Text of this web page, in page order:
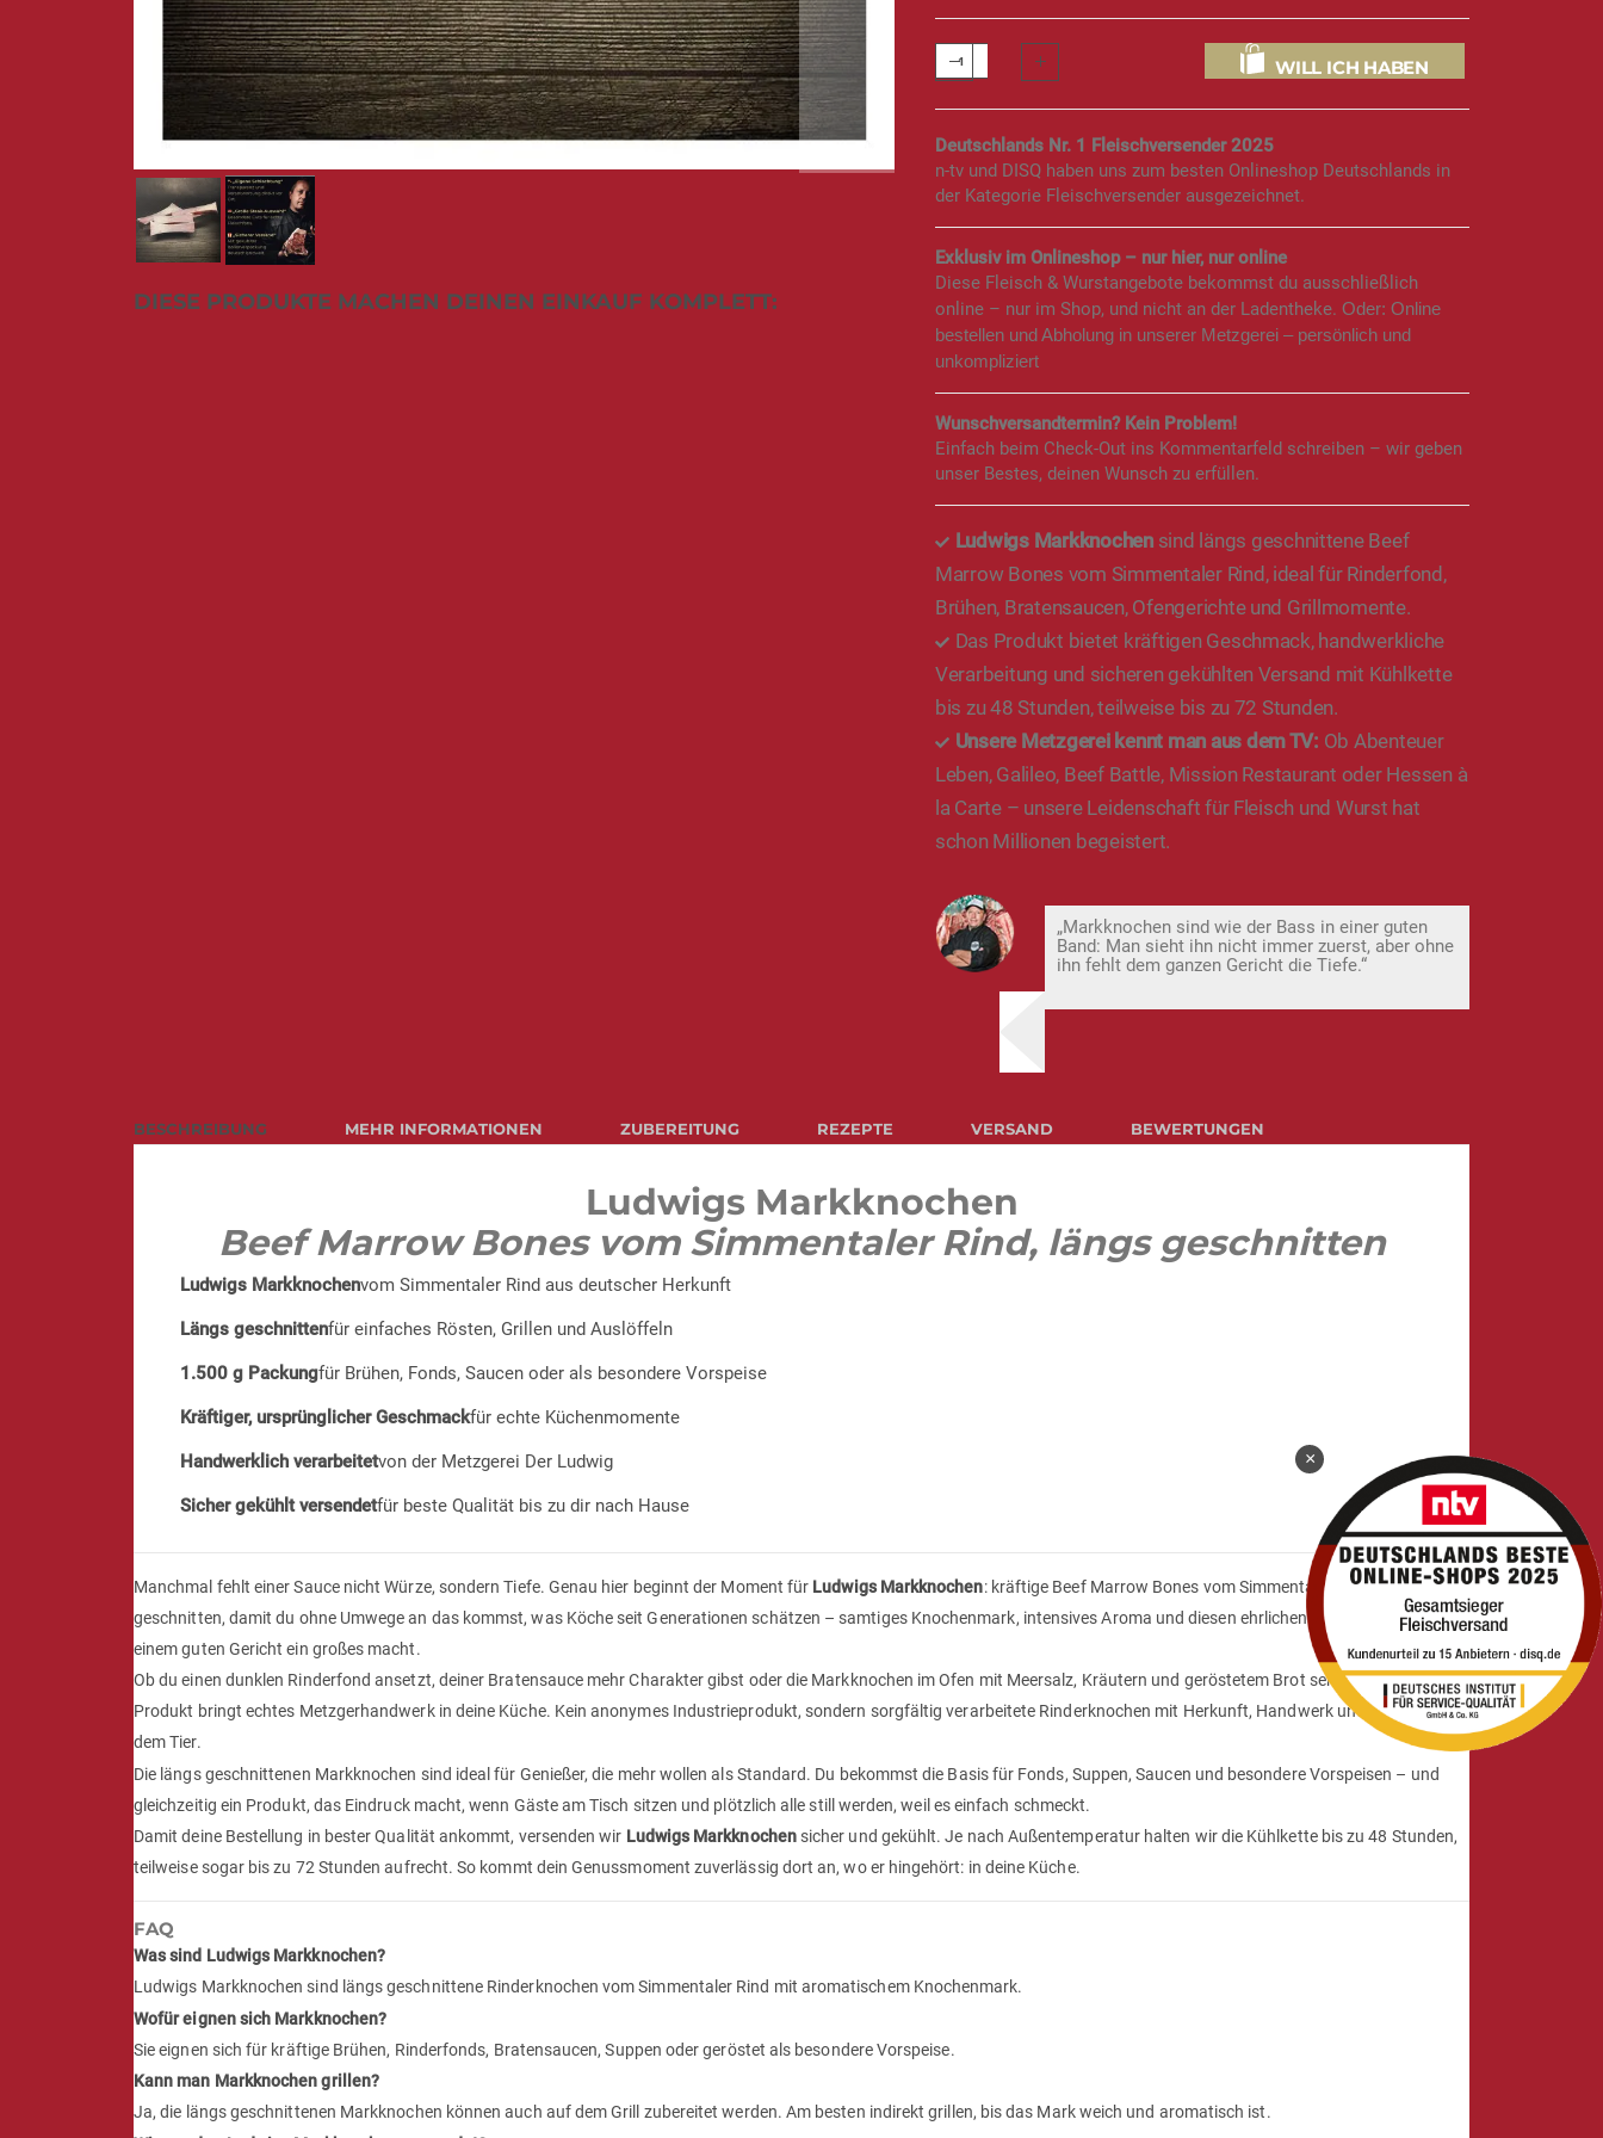
Anfang
WILL ICH HABEN
Deutschlands Nr. 1 Fleischversender 2025
n-tv und DISQ haben uns zum besten Onlineshop Deutschlands in
der Kategorie Fleischversender ausgezeichnet.
Exklusiv im Onlineshop – nur hier, nur online
Diese Fleisch & Wurstangebote bekommst du ausschließlich
online – nur im Shop, und nicht an der Ladentheke. Oder: Online
bestellen und Abholung in unserer Metzgerei – persönlich und
unkompliziert
Wunschversandtermin? Kein Problem!
Einfach beim Check-Out ins Kommentarfeld schreiben – wir geben
unser Bestes, deinen Wunsch zu erfüllen.
Ludwigs Markknochensind längs geschnittene Beef
Marrow Bones vom Simmentaler Rind, ideal für Rinderfond,
Brühen, Bratensaucen, Ofengerichte und Grillmomente.
Das Produkt bietet kräftigen Geschmack, handwerkliche
Verarbeitung und sicheren gekühlten Versand mit Kühlkette
bis zu 48 Stunden, teilweise bis zu 72 Stunden.
Unsere Metzgerei kennt man aus dem TV: Ob Abenteuer
Leben, Galileo, Beef Battle, Mission Restaurant oder Hessen à
la Carte – unsere Leidenschaft für Fleisch und Wurst hat
schon Millionen begeistert.
„Markknochen sind wie der Bass in einer guten
Band: Man sieht ihn nicht immer zuerst, aber ohne
ihn fehlt dem ganzen Gericht die Tiefe.“
BESCHREIBUNG
Ludwigs Markknochen
Beef Marrow Bones vom Simmentaler Rind, längs geschnitten
Ludwigs Markknochenvom Simmentaler Rind aus deutscher Herkunft
Längs geschnittenfür einfaches Rösten, Grillen und Auslöffeln
1.500 g Packungfür Brühen, Fonds, Saucen oder als besondere Vorspeise
Kräftiger, ursprünglicher Geschmackfür echte Küchenmomente
Handwerklich verarbeitetvon der Metzgerei Der Ludwig
Sicher gekühlt versendetfür beste Qualität bis zu dir nach Hause
Manchmal fehlt einer Sauce nicht Würze, sondern Tiefe. Genau hier beginnt der Moment für Ludwigs Markknochen: kräftige Beef Marrow Bones vom Simmentaler Rind, längs
geschnitten, damit du ohne Umwege an das kommst, was Köche seit Generationen schätzen – samtiges Knochenmark, intensives Aroma und diesen ehrlichen Geschmack, der aus
einem guten Gericht ein großes macht.
Ob du einen dunklen Rinderfond ansetzt, deiner Bratensauce mehr Charakter gibst oder die Markknochen im Ofen mit Meersalz, Kräutern und geröstetem Brot servierst: Dieses
Produkt bringt echtes Metzgerhandwerk in deine Küche. Kein anonymes Industrieprodukt, sondern sorgfältig verarbeitete Rinderknochen mit Herkunft, Handwerk und Respekt vor
dem Tier.
Die längs geschnittenen Markknochen sind ideal für Genießer, die mehr wollen als Standard. Du bekommst die Basis für Fonds, Suppen, Saucen und besondere Vorspeisen – und
gleichzeitig ein Produkt, das Eindruck macht, wenn Gäste am Tisch sitzen und plötzlich alle still werden, weil es einfach schmeckt.
Damit deine Bestellung in bester Qualität ankommt, versenden wir Ludwigs Markknochensicher und gekühlt. Je nach Außentemperatur halten wir die Kühlkette bis zu 48 Stunden,
teilweise sogar bis zu 72 Stunden aufrecht. So kommt dein Genussmoment zuverlässig dort an, wo er hingehört: in deine Küche.
FAQ
Was sind Ludwigs Markknochen?
Ludwigs Markknochen sind längs geschnittene Rinderknochen vom Simmentaler Rind mit aromatischem Knochenmark.
Wofür eignen sich Markknochen?
Sie eignen sich für kräftige Brühen, Rinderfonds, Bratensaucen, Suppen oder geröstet als besondere Vorspeise.
Kann man Markknochen grillen?
Ja, die längs geschnittenen Markknochen können auch auf dem Grill zubereitet werden. Am besten indirekt grillen, bis das Mark weich und aromatisch ist.
MEHR INFORMATIONEN ZUBEREITUNG REZEPTE VERSAND BEWERTUNGEN
DIESE PRODUKTE MACHEN DEINEN EINKAUF KOMPLETT:
×